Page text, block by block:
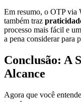
Em resumo, o OTP via
também traz
processo mais fácil e
a pena considerar para
Conclusão: A
Alcance
Agora que você